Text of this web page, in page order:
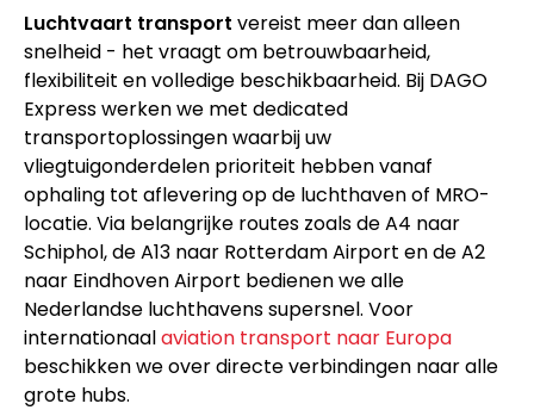
Luchtvaart transport vereist meer dan alleen
snelheid - het vraagt om betrouwbaarheid,
flexibiliteit en volledige beschikbaarheid. Bij DAGO
Express werken we met dedicated
transportoplossingen waarbij uw
vliegtuigonderdelen prioriteit hebben vanaf
ophaling tot aflevering op de luchthaven of MRO-
locatie. Via belangrijke routes zoals de A4 naar
Schiphol, de A13 naar Rotterdam Airport en de A2
naar Eindhoven Airport bedienen we alle
Nederlandse luchthavens supersnel. Voor
internationaalaviation transport naar Europa
beschikken we over directe verbindingen naar alle
grote hubs.